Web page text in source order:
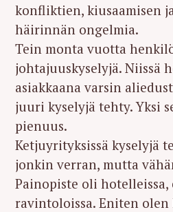
konfliktien, kiusaamisen
häirinnän ongelmia.
Tein monta vuotta
johtajuuskyselyjä. Niissä
asiakkaana varsin
juuri kyselyjä tehty. Yksi
pienuus.
Ketjuyrityksissä kyselyjä
jonkin verran, mutta
Painopiste oli
ravintoloissa. Eniten